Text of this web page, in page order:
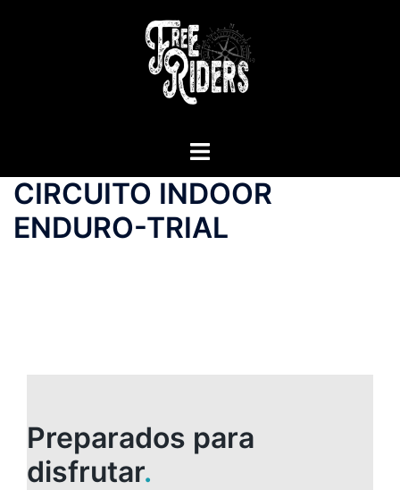
Alternar
CIRCUITO INDOOR
ENDURO-TRIAL
Preparados para
disfrutar.